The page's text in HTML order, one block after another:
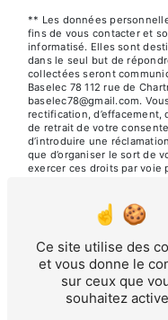
** Les données
fins de vous contacter et
informatisé. Elles sont
dans le seul but de
collectées seront
Baselec 78 112 rue de
baselec78@gmail.com.
rectification, d’effacement,
de retrait de votre
d’introduire une
que d’organiser le sort de
exercer ces droits par voie
78610 Le Perray en
baselec78@gmail.com.
demandé. Nous
prise de contact puis
fins probatoires et de
vous inscrire sur la liste
disponible à cette adresse:
pour plus d’informations
Ce site utilise des
et vous donne le
sur ceux que
souhaitez